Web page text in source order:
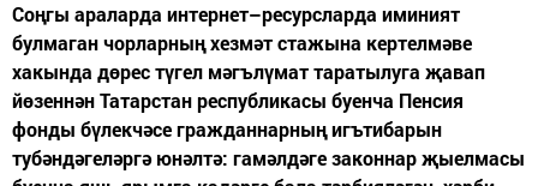
Соңгы араларда интернет–ресурсларда иминият
булмаган чорларның хезмәт стажына кертелмәве
хакында дөрес түгел мәгълүмат таратылуга җавап
йөзеннән Татарстан республикасы буенча Пенсия
фонды бүлекчәсе гражданнарның игътибарын
тубәндәгеләргә юнәлтә: гамәлдәге законнар җыелмасы